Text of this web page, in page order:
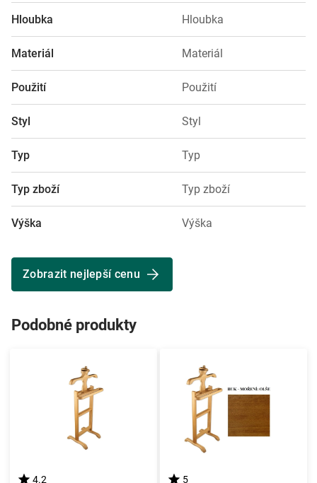
Hloubka Hloubka
Materiál Materiál
Použití Použití
Styl Styl
Typ Typ
Typ zboží Typ zboží
Výška Výška
Zobrazit nejlepší cenu
Podobné produkty
4.2 5